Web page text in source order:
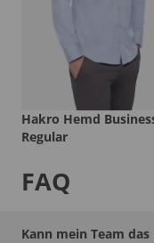
Hakro Hemd
Regular
FAQ
Kann mein Team